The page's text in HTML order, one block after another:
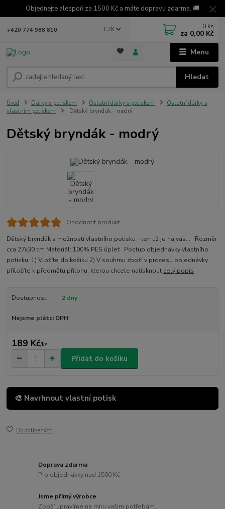
Objednejte alespoň za 1500 Kč a máte dopravu zdarma. 🚚
Menu
CZK
Hledat
+420 774 988 810 0 ks
za 0,00 Kč
Úvod Dárky s potiskem Ostatní dárky s potiskem
Ostatní dárky s
vlastním potiskem
Dětský bryndák - modrý
Dětský bryndák - modrý
Ohodnotit produkt
Dětský bryndák s možností vlastního potisku - ten už je na vás... Rozměr
cca 27x30 cm Materiál: 100% PES úplet Postup objednávky vlastního
potisku: 1) Vložíte do košíku 2) V souhrnu zboží v procesu objednávky
přiložíte k předmětu přílohu, kterou chcete natisknout celý popis
Dostupnost 2 dny
Nejsme plátci DPH
189 Kč/ks
Přidat do košíku
🎨 Navrhnout vlastní potisk
Do oblíbených
Doprava zdarma
Pro objednávky nad 1500 Kč.
Jsme přímý výrobce
Zboží upravíme na míru vašim potřebám.